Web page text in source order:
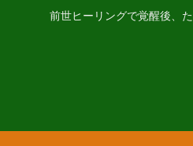
前世ヒーリングで覚醒後、